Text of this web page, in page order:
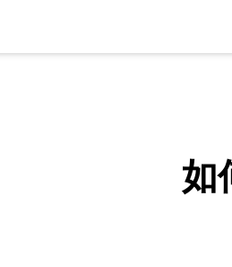
如